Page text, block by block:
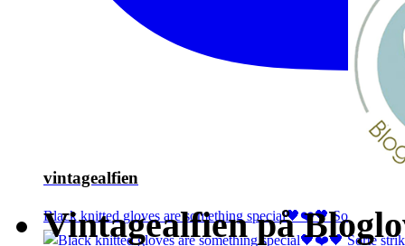
vintagealfien
Black knitted gloves are something special🖤❤️🖤 So
Vintagealfien på